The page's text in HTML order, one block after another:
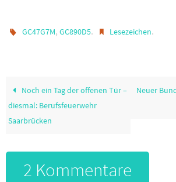
GC47G7M,GC890D5. Lesezeichen.
Noch ein Tag der offenen Tür –
diesmal: Berufsfeuerwehr
Saarbrücken
Neuer
2 Kommentare